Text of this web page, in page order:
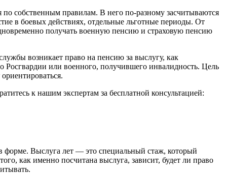
собственным правилам. В него по‑разному засчитываются
в боевых действиях, отдельные льготные периоды. От
получать военную пенсию и страховую пенсию
возникает право на пенсию за выслугу, как
Росгвардии или военного, получившего инвалидность. Цель
к нашим экспертам за бесплатной консультацией:
форме. Выслуга лет — это специальный стаж, который
как именно посчитана выслуга, зависит, будет ли право